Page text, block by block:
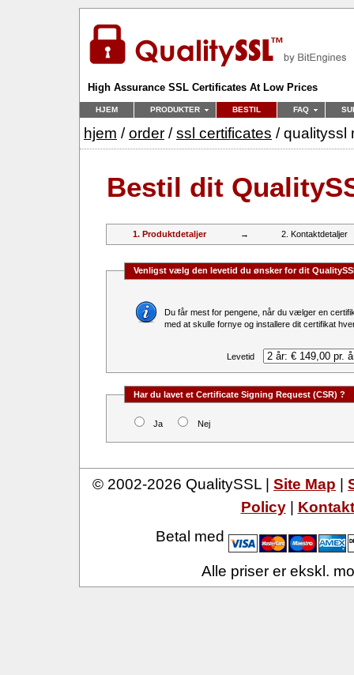
High Assurance SSL Certificates At Low Prices
HJEM PRODUKTER BESTIL FAQ
hjem /order /ssl certificates / qualityssl
Bestil dit
1. Produktdetaljer → 2. Kontaktdetaljer
Venligst vælg den levetid du ønsker for dit
Du får mest for pengene, når du vælger en certifikatlevetid på 2 år. Derudover
med at skulle fornye og installere dit certifikat
Levetid
Har du lavet et Certificate Signing Request (CSR) ?
Ja Nej
© 2002-2026 QualitySSL | Site Map |
Policy|
Betal med
Alle priser er ekskl.